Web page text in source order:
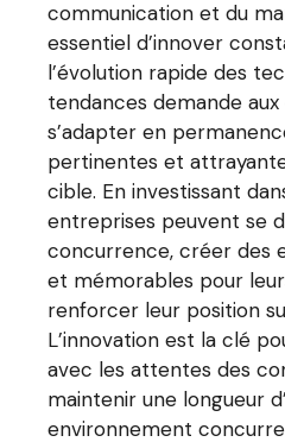
communication et du
essentiel d’innover
l’évolution rapide des
tendances demande
s’adapter en
pertinentes et
cible. En investissant
entreprises peuvent se
concurrence, créer des
et mémorables pour
renforcer leur position
L’innovation est la clé
avec les attentes des
maintenir une longueur
environnement